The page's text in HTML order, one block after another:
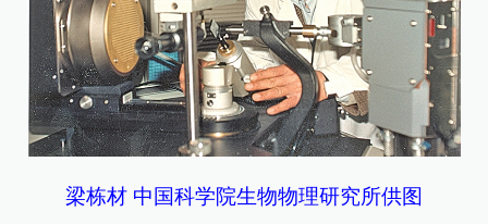
梁栋材 中国科学院生物物理研究所供图